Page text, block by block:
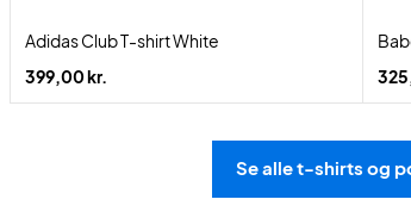
Adidas Club T-shirt White
399,00 kr.
Se alle t-shirts og